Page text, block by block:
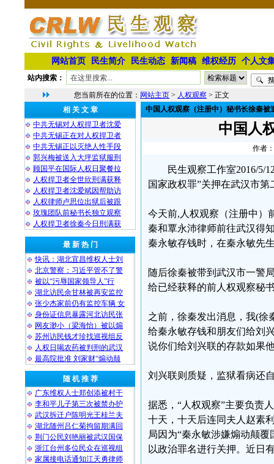
网站首页 民生简介 民生动态 新闻稿 维权经历 个人文
站内搜索：
您当前所在的位置： 网站主页 > 人权观察 > 正文
相 关 文 章
中共无锡对人权捍卫者沈爱
中共无锡正在对人权捍卫者
中共无锡正以灭绝人性手段
郭兴梅被送入大坪监狱服刑
顾国平在国际人权日聚餐拉
人权捍卫者全世欣刑满获释
人权捍卫者沈爱斌因帮助访
人权律师卢思位出狱后被跟
玫瑰团队前秘书长独立观察
人权捍卫者徐秦今日刑满获
最 新 热 门
快讯：湖北宜昌维权人士刘
北京警察：习近平管不了警
被以“污辱国家领导人”行
湖北访民余甘林被再安监控
张少杰家前仍有监控车辆 女
身份证信息暴露河北访民张
网友渺小（梁海怡）被以煽
苏州访民钱才珍找巡视组反
人权日喝农药被判刑的武汉
最高院批准 刘家财“煽动颠
随 机 推 荐
广东维权人士郑创添被村干
李和平儿子第三次被禁办护
武汉拆迁户陈明光王桂兰夫
湖北随州吕仁菊拘留期满回
荆门公民刘艳丽被武汉国保
浙江台州多位民众在巡视组
家属接电话通知江天勇律师
中国人权观察（注册中）秘书长徐秦被
中国人
作者
民生观察工作室2016/5/
国家政权罪”关押在武汉市
今天前,人权观察（注册中）
秦和覃永沛律师前往武汉得
秦永敏存钱时，在秦永敏先
随后徐秦被带到武汉市一警
给已经获释的前人权观察秘
之前，徐秦发出消息，我(徐
给秦永敏存钱和朋友们给刘
说你们给刘兴联的存款如果
刘兴联则质疑，监狱看病还
据悉，“人权观察”主要负责
十天，十天后连同夫人赵素
局因为“秦永敏涉嫌煽动颠
以政治罪名进行关押。近日